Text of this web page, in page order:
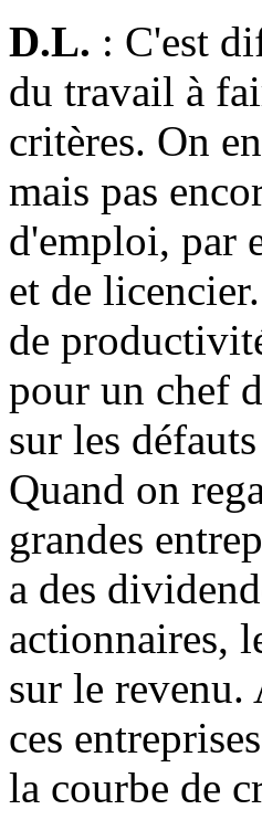
D.L. : C'est
du travail à
critères. On
mais pas
d'emploi, par
et de
de
pour un chef
sur les
Quand on
grandes
a des
actionnaires,
sur le
ces
la courbe de